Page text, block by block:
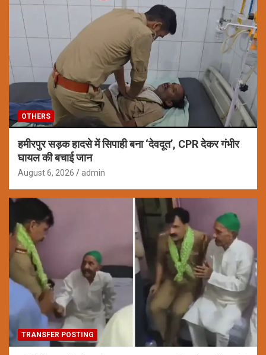
OTHERS
हमीरपुर सड़क हादसे में सिपाही बना ‘देवदूत’, CPR देकर गंभीर
घायल की बचाई जान
August 6, 2026 admin
TRANSFER POSTING